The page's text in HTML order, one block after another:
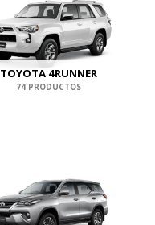
TOYOTA 4RUNNER
74 PRODUCTOS